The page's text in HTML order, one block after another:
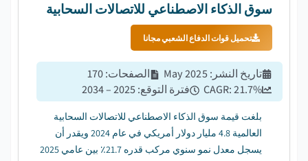
سوق الذكاء الاصطناعي للاتصالات السحابية
تحميل قوات الدفاع الشعبي مجانا
تاريخ النشر :
May 2025 الصفحات:
170
CAGR:21.7% فترة التوقع:
2025 – 2034
بلغت قيمة سوق الذكاء الاصطناعي للاتصالات السحابية
العالمية 4.8 مليار دولار أمريكي في عام 2024 ويقدر أن
يسجل معدل نمو سنوي مركب قدره 21.7٪ بين عامي 2025